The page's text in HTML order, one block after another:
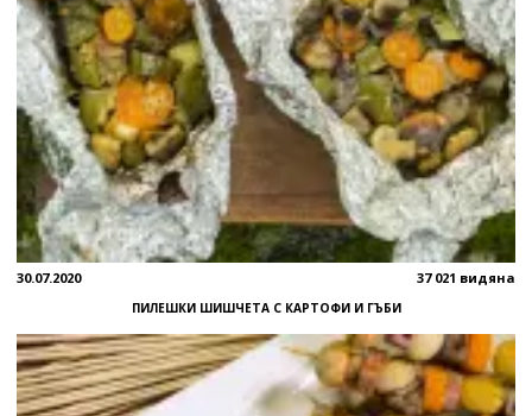
30.07.2020 37 021 видяна
ПИЛЕШКИ ШИШЧЕТА С КАРТОФИ И ГЪБИ